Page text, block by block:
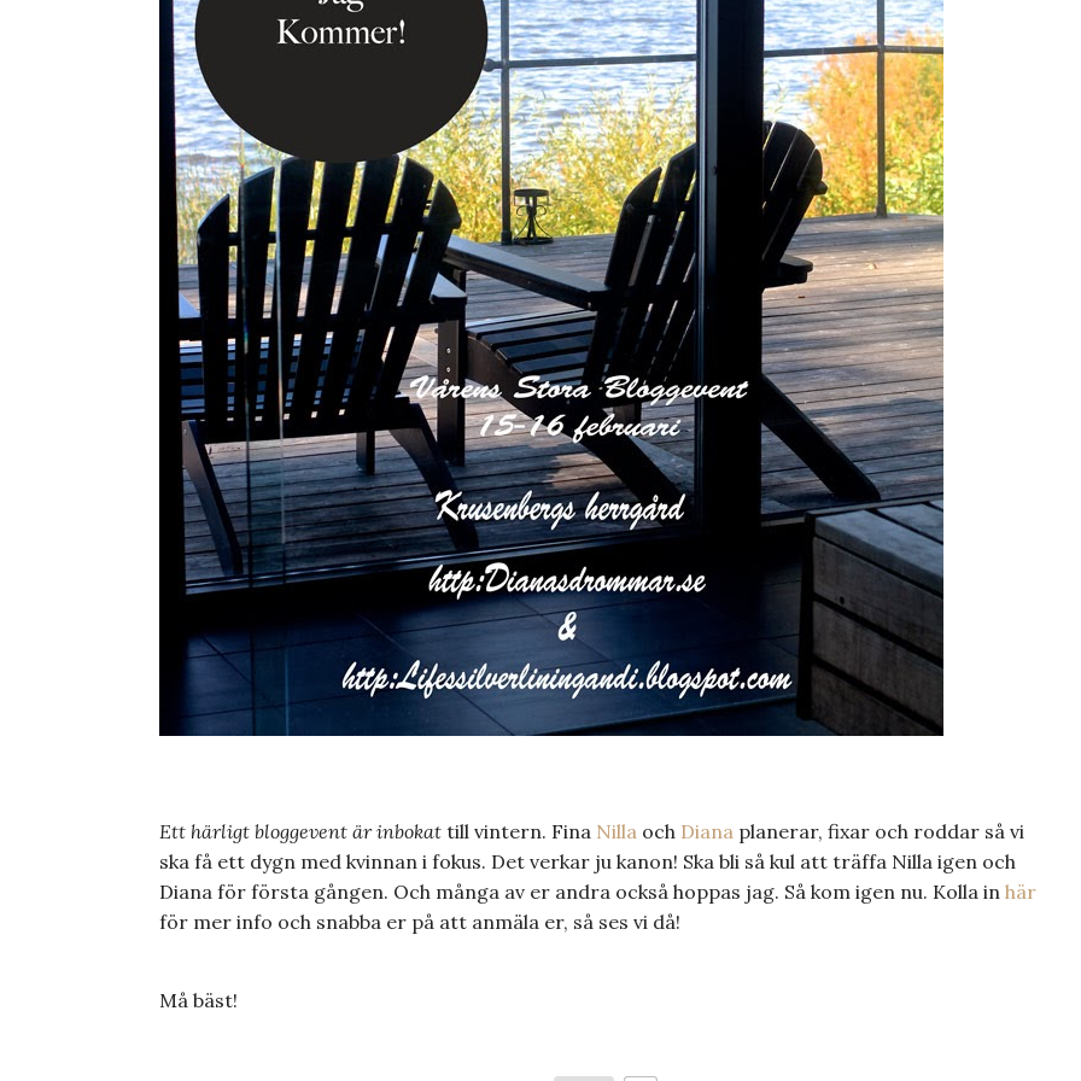
Ett härligt bloggevent är inbokat till vintern. Fina Nilla och Diana planerar, fixar och roddar så vi
ska få ett dygn med kvinnan i fokus. Det verkar ju kanon! Ska bli så kul att träffa Nilla igen och
Diana för första gången. Och många av er andra också hoppas jag. Så kom igen nu. Kolla in här
för mer info och snabba er på att anmäla er, så ses vi då!
Må bäst!